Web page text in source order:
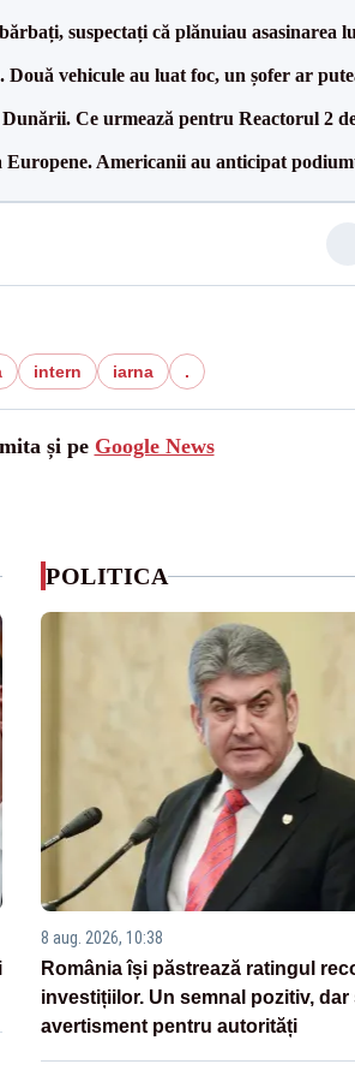
suspectați că plănuiau asasinarea
vehicule au luat foc, un șofer ar
Ce urmează pentru Reactorul 2
Americanii au anticipat
intern iarna .
și pe Google News
POLITICA
8 aug. 2026, 10:38
România își păstrează ratingul
investițiilor. Un semnal pozitiv, dar
avertisment pentru autorități